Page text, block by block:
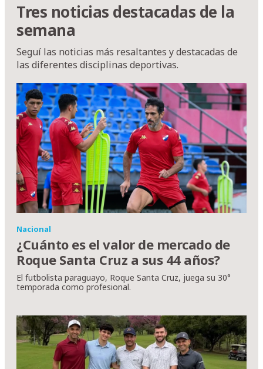
Tres noticias destacadas de la
semana
Seguí las noticias más resaltantes y destacadas de
las diferentes disciplinas deportivas.
Nacional
¿Cuánto es el valor de mercado de
Roque Santa Cruz a sus 44 años?
El futbolista paraguayo, Roque Santa Cruz, juega su 30°
temporada como profesional.